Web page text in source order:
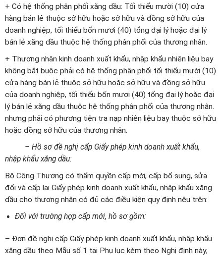
+ Có hệ thống phân phối xăng dầu: Tối thiểu mười (10) cửa
hàng bán lẻ thuộc sở hữu hoặc sở hữu và đồng sở hữu của
doanh nghiệp, tối thiểu bốn mươi (40) tổng đại lý hoặc đại lý
bán lẻ xăng dầu thuộc hệ thống phân phối của thương nhân.
+ Thương nhân kinh doanh xuất khẩu, nhập khẩu nhiên liệu bay
không bắt buộc phải có hệ thống phân phối tối thiểu mười (10)
cửa hàng bán lẻ thuộc sở hữu hoặc sở hữu và đồng sở hữu
của doanh nghiệp, tối thiểu bốn mươi (40) tổng đại lý hoặc đại
lý bán lẻ xăng dầu thuộc hệ thống phân phối của thương nhân.
nhưng phải có phương tiện tra nạp nhiên liệu bay thuộc sở hữu
hoặc đồng sở hữu của thương nhân.
– Hồ sơ đề nghị cấp Giấy phép kinh doanh xuất khẩu,
nhập khẩu xăng dầu:
Bộ Công Thương có thẩm quyền cấp mới, cấp bổ sung, sửa
đổi và cấp lại Giấy phép kinh doanh xuất khẩu, nhập khẩu xăng
dầu cho thương nhân có đủ các điều kiện quy định nêu trên:
Đối với trường hợp cấp mới, hồ sơ gồm:
– Đơn đề nghị cấp Giấy phép kinh doanh xuất khẩu, nhập khẩu
xăng dầu theo Mẫu số 1 tại Phụ lục kèm theo Nghị định này;